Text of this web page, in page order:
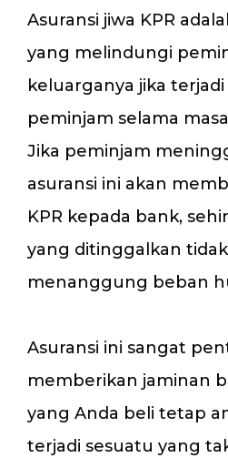
Asuransi jiwa KPR
yang melindungi
keluarganya jika
peminjam selama
Jika peminjam
asuransi ini akan
KPR kepada bank,
yang ditinggalkan
menanggung beban
Asuransi ini sangat
memberikan jaminan
yang Anda beli tetap
terjadi sesuatu yang